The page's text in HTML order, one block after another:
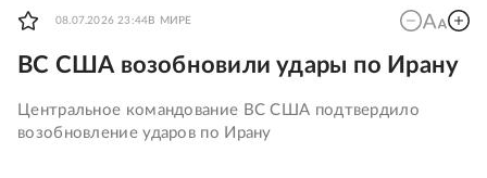
08.07.2026 23:44 В МИРЕ
ВС США возобновили удары по Ирану
Центральное командование ВС США подтвердило
возобновление ударов по Ирану